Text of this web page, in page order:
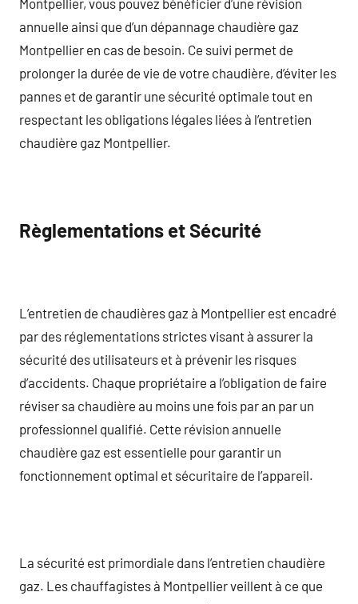
annuelle ainsi que d’un dépannage chaudière gaz
Montpellier en cas de besoin. Ce suivi permet de
prolonger la durée de vie de votre chaudière, d’éviter les
pannes et de garantir une sécurité optimale tout en
respectant les obligations légales liées à l’entretien
chaudière gaz Montpellier.
Règlementations et Sécurité
L’entretien de chaudières gaz à Montpellier est encadré
par des réglementations strictes visant à assurer la
sécurité des utilisateurs et à prévenir les risques
d’accidents. Chaque propriétaire a l’obligation de faire
réviser sa chaudière au moins une fois par an par un
professionnel qualifié. Cette révision annuelle
chaudière gaz est essentielle pour garantir un
fonctionnement optimal et sécuritaire de l’appareil.
La sécurité est primordiale dans l’entretien chaudière
gaz. Les chauffagistes à Montpellier veillent à ce que